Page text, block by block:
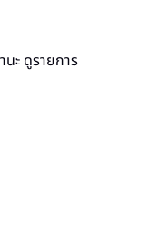
ะ ดูรายการ